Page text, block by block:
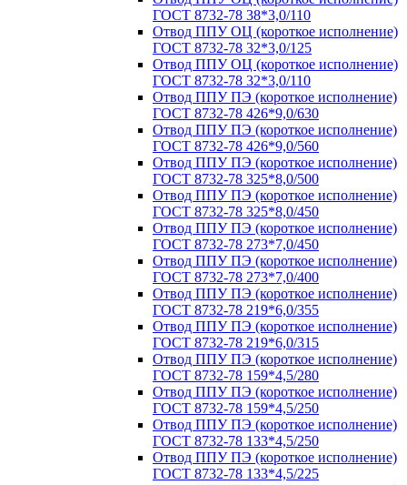
ГОСТ 8732-78 38*3,0/110
Отвод ППУ ОЦ (короткое исполнение)
ГОСТ 8732-78 32*3,0/125
Отвод ППУ ОЦ (короткое исполнение)
ГОСТ 8732-78 32*3,0/110
Отвод ППУ ПЭ (короткое исполнение)
ГОСТ 8732-78 426*9,0/630
Отвод ППУ ПЭ (короткое исполнение)
ГОСТ 8732-78 426*9,0/560
Отвод ППУ ПЭ (короткое исполнение)
ГОСТ 8732-78 325*8,0/500
Отвод ППУ ПЭ (короткое исполнение)
ГОСТ 8732-78 325*8,0/450
Отвод ППУ ПЭ (короткое исполнение)
ГОСТ 8732-78 273*7,0/450
Отвод ППУ ПЭ (короткое исполнение)
ГОСТ 8732-78 273*7,0/400
Отвод ППУ ПЭ (короткое исполнение)
ГОСТ 8732-78 219*6,0/355
Отвод ППУ ПЭ (короткое исполнение)
ГОСТ 8732-78 219*6,0/315
Отвод ППУ ПЭ (короткое исполнение)
ГОСТ 8732-78 159*4,5/280
Отвод ППУ ПЭ (короткое исполнение)
ГОСТ 8732-78 159*4,5/250
Отвод ППУ ПЭ (короткое исполнение)
ГОСТ 8732-78 133*4,5/250
Отвод ППУ ПЭ (короткое исполнение)
ГОСТ 8732-78 133*4,5/225